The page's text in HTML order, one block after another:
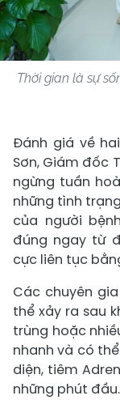
Thời gian là sự
Đánh giá về
Sơn, Giám đốc
ngừng tuần
những tình
của người
đúng ngay từ
cực liên tục
Các chuyên
thể xảy ra sau
trùng hoặc
nhanh và có
diện, tiêm
những phút đầu.